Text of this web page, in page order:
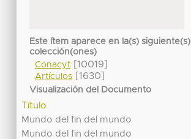
Este ítem aparece en la(s) siguiente(s)
colección(ones)
Conacyt[10019]
Artículos[1630]
Visualización del Documento
Título
Mundo del fin del mundo
Mundo del fin del mundo